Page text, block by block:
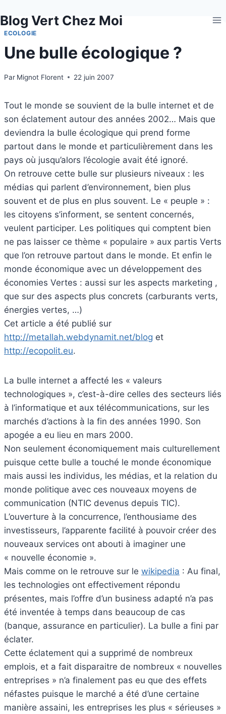
au
contenu
Blog Vert Chez Moi
ECOLOGIE
Une bulle écologique ?
Par Mignot Florent 22 juin 2007
Tout le monde se souvient de la bulle internet et de
son éclatement autour des années 2002… Mais que
deviendra la bulle écologique qui prend forme
partout dans le monde et particulièrement dans les
pays où jusqu’alors l’écologie avait été ignoré.
On retrouve cette bulle sur plusieurs niveaux : les
médias qui parlent d’environnement, bien plus
souvent et de plus en plus souvent. Le « peuple » :
les citoyens s’informent, se sentent concernés,
veulent participer. Les politiques qui comptent bien
ne pas laisser ce thème « populaire » aux partis Verts
que l’on retrouve partout dans le monde. Et enfin le
monde économique avec un développement des
économies Vertes : aussi sur les aspects marketing ,
que sur des aspects plus concrets (carburants verts,
énergies vertes, …)
Cet article a été publié sur
http://metallah.webdynamit.net/blog et
http://ecopolit.eu.
La bulle internet a affecté les « valeurs
technologiques », c’est-à-dire celles des secteurs liés
à l’informatique et aux télécommunications, sur les
marchés d’actions à la fin des années 1990. Son
apogée a eu lieu en mars 2000.
Non seulement économiquement mais culturellement
puisque cette bulle a touché le monde économique
mais aussi les individus, les médias, et la relation du
monde politique avec ces nouveaux moyens de
communication (NTIC devenus depuis TIC).
L’ouverture à la concurrence, l’enthousiame des
investisseurs, l’apparente facilité à pouvoir créer des
nouveaux services ont abouti à imaginer une
« nouvelle économie ».
Mais comme on le retrouve sur le wikipedia : Au final,
les technologies ont effectivement répondu
présentes, mais l’offre d’un business adapté n’a pas
été inventée à temps dans beaucoup de cas
(banque, assurance en particulier). La bulle a fini par
éclater.
Cette éclatement qui a supprimé de nombreux
emplois, et a fait disparaitre de nombreux « nouvelles
entreprises » n’a finalement pas eu que des effets
néfastes puisque le marché a été d’une certaine
manière assaini, les entreprises les plus « sérieuses »